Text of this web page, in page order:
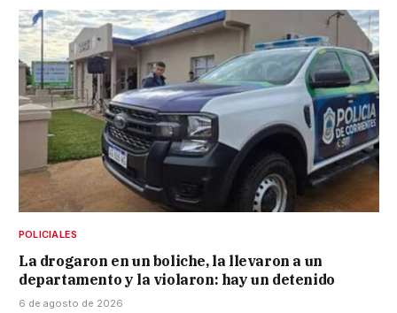
POLICIALES
La drogaron en un boliche, la llevaron a un
departamento y la violaron: hay un detenido
6 de agosto de 2026